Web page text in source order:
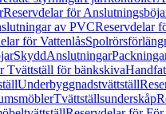
Reservdelar för
av PVCReservdelar
för Vattenlås
SkyddAnslutningar
Tvättställ för bänkskivaHandfat
Underbyggnadstvättställ
Tvättställsunderskåp